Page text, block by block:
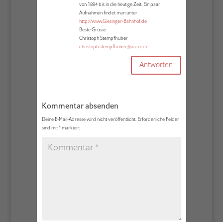
von 1894 bis in die heutige Zeit. Ein paar
Aufnahmen findet man unter
http://www.Giesinger-Bahnhof.de
Beste Grüsse
Christoph Stempfhuber
christoph.stempfhuber@arcor.de
Antworten
Kommentar absenden
Deine E-Mail-Adresse wird nicht veröffentlicht. Erforderliche Felder
sind mit*markiert